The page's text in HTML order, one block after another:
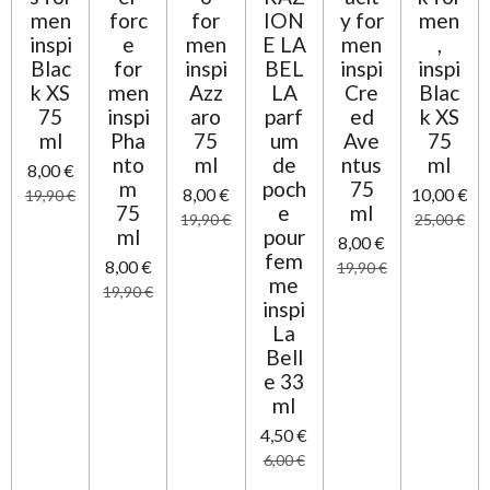
men
inspi
Blac
k XS
75
ml
8,00 €
19,90 €
forc
e
for
men
inspi
Pha
nto
m
75
ml
8,00 €
19,90 €
for
men
inspi
Azz
aro
75
ml
8,00 €
19,90 €
ION
E LA
BEL
LA
parf
um
de
poch
e
pour
fem
me
inspi
La
Bell
e 33
ml
4,50 €
6,00 €
y for
men
inspi
Cre
ed
Ave
ntus
75
ml
8,00 €
19,90 €
men
,
inspi
Blac
k XS
75
ml
10,00 €
25,00 €